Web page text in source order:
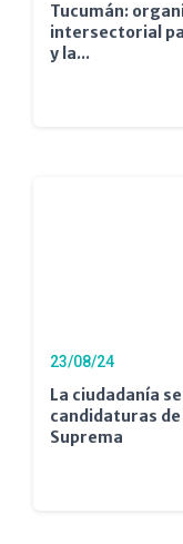
Tucumán:
intersectorial
y la...
23/08/24
La ciudadanía
candidaturas
Suprema